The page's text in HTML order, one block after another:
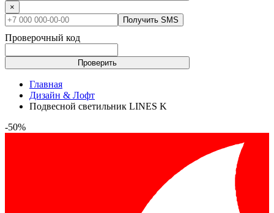
×
Получить SMS
Проверочный код
Проверить
Главная
Дизайн & Лофт
Подвесной светильник LINES K
-50%